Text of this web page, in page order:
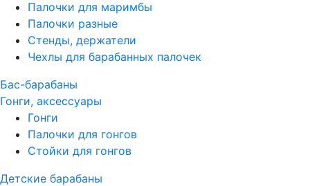
Палочки для маримбы
Палочки разные
Стенды, держатели
Чехлы для барабанных палочек
Бас-барабаны
Гонги, аксессуары
Гонги
Палочки для гонгов
Стойки для гонгов
Детские барабаны